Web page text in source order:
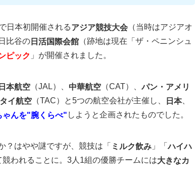
日本初開催されるアジア競技大会 （当時はアジアオ
比谷の 日活国際会館 （跡地は現在「ザ・ペニンシュ
ピック 」が開催されました。
日本航空 （JAL）、 中華航空 （CAT）、 パン・アメリ
タイ航空 （TAC）と5つの航空会社が主催し、 日本、
ゃんを"腕くらべ" しようと企画されたものでした。
？はやや謎ですが、競技は「 ミルク飲み 」「 ハイハ
競われることに。3人1組の優勝チームには大きなカ